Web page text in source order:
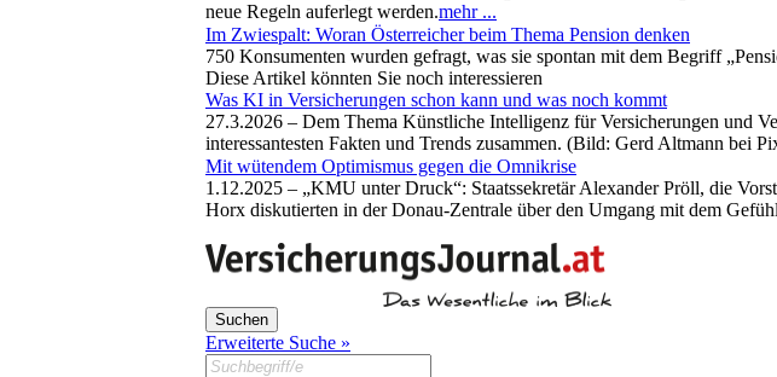
neue Regeln auferlegt werden.mehr ...
Im Zwiespalt: Woran Österreicher beim Thema Pension denken
750 Konsumenten wurden gefragt, was sie spontan mit dem Begriff
Diese Artikel könnten Sie noch interessieren
Was KI in Versicherungen schon kann und was noch kommt
27.3.2026 – Dem Thema Künstliche Intelligenz für Versicherungen und
interessantesten Fakten und Trends zusammen. (Bild: Gerd Altmann bei
Mit wütendem Optimismus gegen die Omnikrise
1.12.2025 – „KMU unter Druck“: Staatssekretär Alexander Pröll, die
Horx diskutierten in der Donau-Zentrale über den Umgang mit dem
Erweiterte Suche »